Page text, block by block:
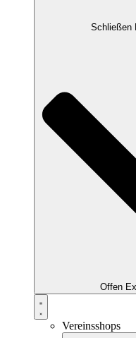
Vereinsshops